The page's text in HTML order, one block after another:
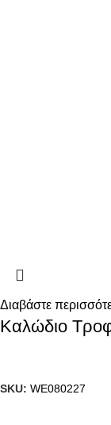
Διαβάστε
Καλώδιο
SKU: WE080227